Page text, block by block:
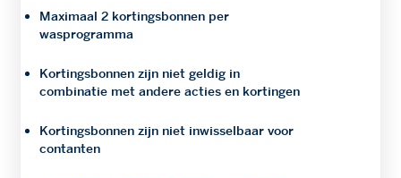
Maximaal 2 kortingsbonnen per
wasprogramma
Kortingsbonnen zijn niet geldig in
combinatie met andere acties en kortingen
Kortingsbonnen zijn niet inwisselbaar voor
contanten